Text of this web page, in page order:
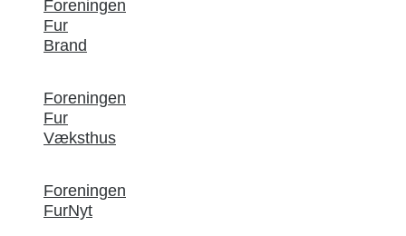
Foreningen
Fur
Brand
Foreningen
Fur
Væksthus
Foreningen
FurNyt